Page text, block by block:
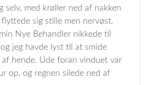
selv, med krøller ned af nakken
sig stille men nervøst.
Nye Behandler nikkede til
jeg havde lyst til at smide
hende. Ude foran vinduet var
op, og regnen silede ned af